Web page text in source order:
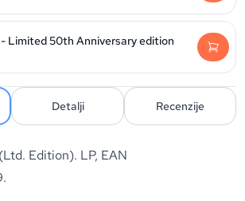
Limited 50th Anniversary edition
Detalji Recenzije
Edition). LP, EAN